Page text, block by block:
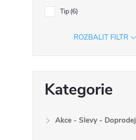
Tip 6
ROZBALIT FILTR
kategorie
Kategorie
Akce - Slevy - Doprodej